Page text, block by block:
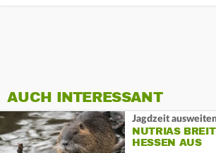
AUCH INTERESSANT
Jagdzeit
NUTRIAS
HESSEN AUS